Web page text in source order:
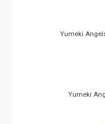
Yumeki
Yumeki